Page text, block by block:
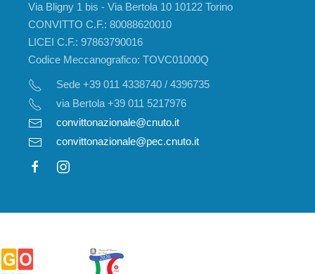
Via Bligny 1 bis - Via Bertola 10 10122 Torino
CONVITTO C.F.: 80088620010
LICEI C.F.: 97863790016
Codice Meccanografico: TOVC01000Q
Sede +39 011 4338740 / 4396735
via Bertola +39 011 5217976
convittonazionale@cnuto.it
convittonazionale@pec.cnuto.it